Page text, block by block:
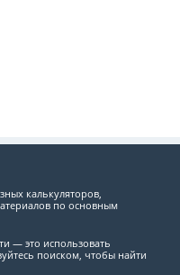
калькуляторов,
по основным
— это использовать
поиском, чтобы найти